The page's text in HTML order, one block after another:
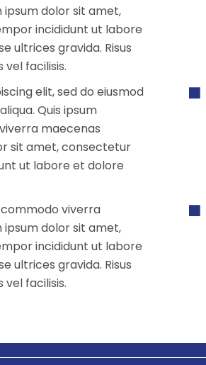
ipsum dolor sit amet,
incididunt ut labore
ultrices gravida. Risus
facilisis.
elit, sed do eiusmod
Quis ipsum
maecenas
sit amet, consectetur
ut labore et dolore
commodo viverra
ipsum dolor sit amet,
incididunt ut labore
ultrices gravida. Risus
facilisis.